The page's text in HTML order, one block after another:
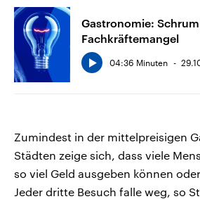
Gastronomie:
Fachkräftemangel
04:36 Minuten
Zumindest in der mittelpreisigen
Städten zeige sich, dass viele
so viel Geld ausgeben können
Jeder dritte Besuch falle weg, so